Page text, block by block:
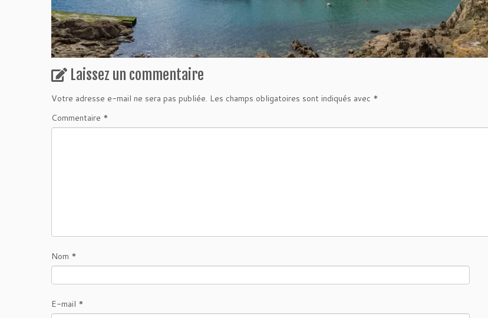
Laissez un commentaire
Votre adresse e-mail ne sera pas publiée. Les champs obligatoires sont indiqués avec *
Commentaire *
Nom *
E-mail *